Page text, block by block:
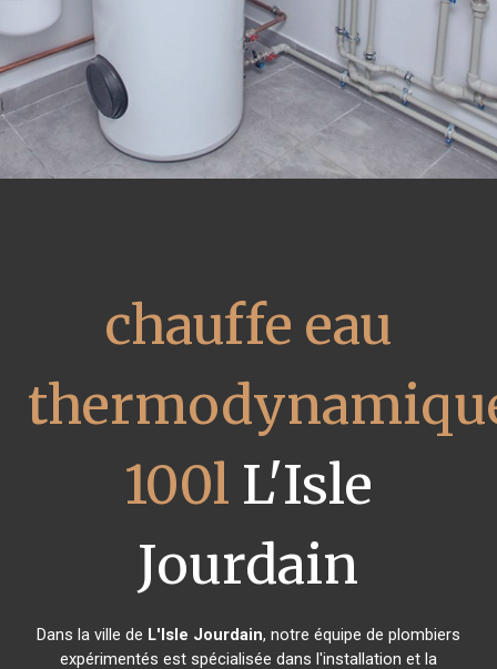
chauffe eau
100l L'Isle
Jourdain
Dans la ville de L'Isle Jourdain, notre équipe de plombiers
expérimentés est spécialisée dans l'installation et la